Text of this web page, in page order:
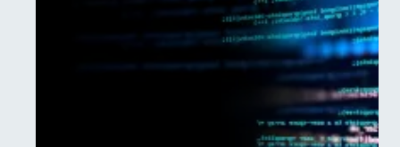
Le volume mondial de données devrait
atteindre 175 zettaoctets d'ici 2025
(source: IDC), soit une croissance
annuelle de 61%. Face à cette explosion
des données, la Data Analytics, ou
analyse des données, est désormais un